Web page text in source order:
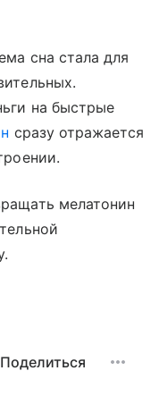
сна стала для
на быстрые
сразу отражается
мелатонин
Поделиться